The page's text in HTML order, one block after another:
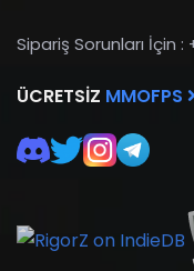
Sipariş Sorunları İçin
ÜCRETSIZ MMOFPS